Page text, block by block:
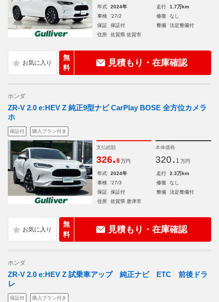
年式 2024年 走行
1.7万km
車検
'27/2 修復
なし
保証
保証付 整備
法定整備付
住所
佐賀県 佐賀市
無
料
見積もり・在庫確認
ホンダ
ZR-V 2.0 e:HEV Z 純正9型ナビ CarPlay BOSE 全方位カメラ
ホ
保証付 購入プラン付き
支払総額
326.8 万円
本体価格
320. 1 万円
年式 2024年 走行
2.3万km
車検
'27/3 修復
なし
保証
保証付 整備
法定整備付
住所
佐賀県 唐津市
無
料
見積もり・在庫確認
ホンダ
ZR-V 2.0 e:HEV Z 試乗車アップ 純正ナビ ETC 前後ドラ
レ
保証付 購入プラン付き